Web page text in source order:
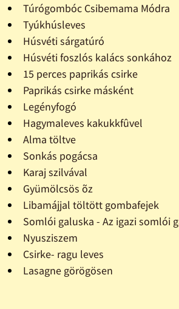
Túrógombóc Csibemama Módra
Tyúkhúsleves
Húsvéti sárgatúró
Húsvéti foszlós kalács sonkához
15 perces paprikás csirke
Paprikás csirke másként
Legényfogó
Hagymaleves kakukkfûvel
Alma töltve
Sonkás pogácsa
Karaj szilvával
Gyümölcsös õz
Libamájjal töltött gombafejek
Somlói galuska - Az igazi somlói
Nyusziszem
Csirke- ragu leves
Lasagne görögösen